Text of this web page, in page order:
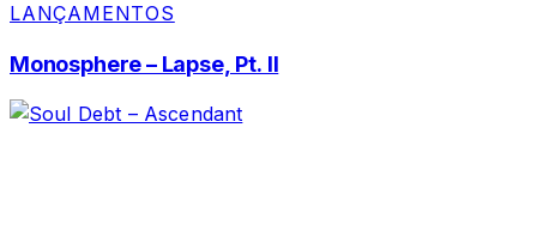
LANÇAMENTOS
Monosphere – Lapse, Pt. II